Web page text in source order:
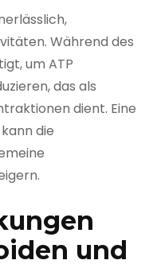
Während des
um ATP
das als
dient. Eine
die
und